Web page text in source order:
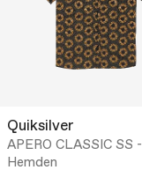
Quiksilver
APERO CLASSIC SS -
Hemden